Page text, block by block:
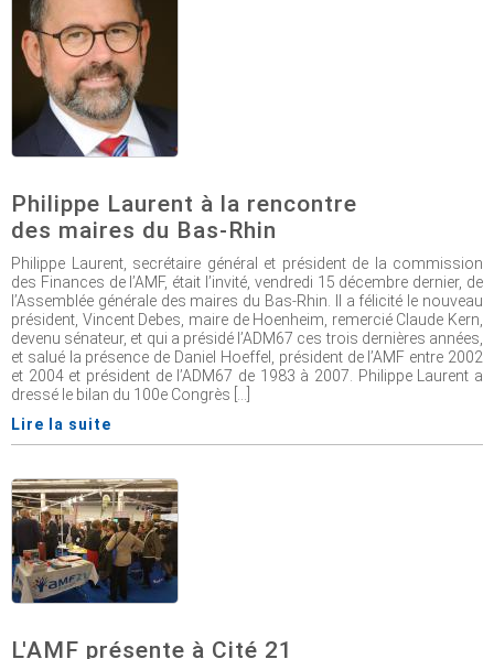
Philippe Laurent à la rencontre
des maires du Bas-Rhin
Philippe Laurent, secrétaire général et président de la commission
des Finances de l’AMF, était l’invité, vendredi 15 décembre dernier, de
l’Assemblée générale des maires du Bas-Rhin. Il a félicité le nouveau
président, Vincent Debes, maire de Hoenheim, remercié Claude Kern,
devenu sénateur, et qui a présidé l’ADM67 ces trois dernières années,
et salué la présence de Daniel Hoeffel, président de l’AMF entre 2002
et 2004 et président de l’ADM67 de 1983 à 2007. Philippe Laurent a
dressé le bilan du 100e Congrès [...]
Lire la suite
L'AMF présente à Cité 21